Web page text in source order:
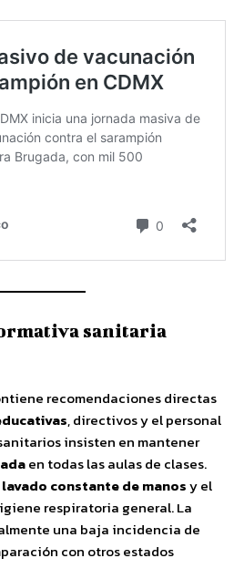
sanitaria
recomendaciones directas
, directivos y el personal
insisten en mantener
en todas las aulas de clases.
lavado constante de manosy el
respiratoria general. La
una baja incidencia de
con otros estados